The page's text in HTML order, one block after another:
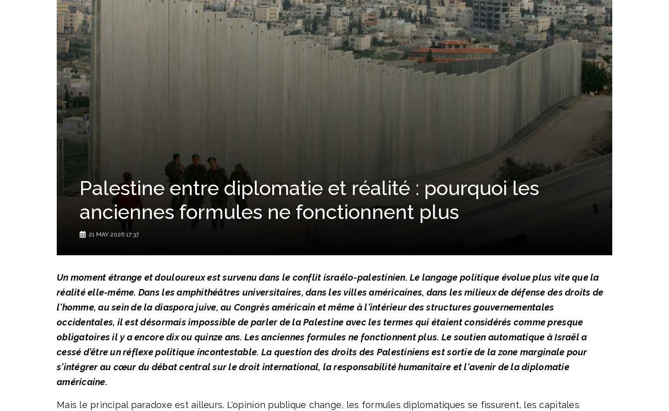
Palestine entre diplomatie et réalité : pourquoi les
anciennes formules ne fonctionnent plus
21 MAY 2026 17:37
Un moment étrange et douloureux est survenu dans le conflit israélo-palestinien. Le langage politique évolue plus vite que la
réalité elle-même. Dans les amphithéâtres universitaires, dans les villes américaines, dans les milieux de défense des droits de
l'homme, au sein de la diaspora juive, au Congrès américain et même à l'intérieur des structures gouvernementales
occidentales, il est désormais impossible de parler de la Palestine avec les termes qui étaient considérés comme presque
obligatoires il y a encore dix ou quinze ans. Les anciennes formules ne fonctionnent plus. Le soutien automatique à Israël a
cessé d'être un réflexe politique incontestable. La question des droits des Palestiniens est sortie de la zone marginale pour
s'intégrer au cœur du débat central sur le droit international, la responsabilité humanitaire et l'avenir de la diplomatie
américaine.
Mais le principal paradoxe est ailleurs. L'opinion publique change, les formules diplomatiques se fissurent, les capitales